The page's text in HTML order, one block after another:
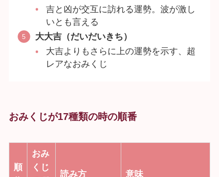
吉と凶が交互に訪れる運勢。波が激し
いとも言える
大大吉（だいだいきち）
大吉よりもさらに上の運勢を示す、超
レアなおみくじ
おみくじが17種類の時の順番
順
おみ
くじ
読み方 意味